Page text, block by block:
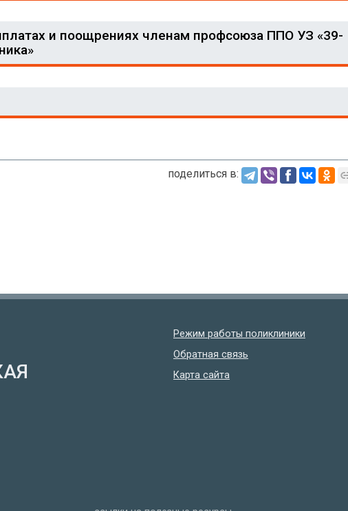
и поощрениях членам профсоюза ППО УЗ «39-
поделиться в:
Режим работы поликлиники
Обратная связь
Карта сайта